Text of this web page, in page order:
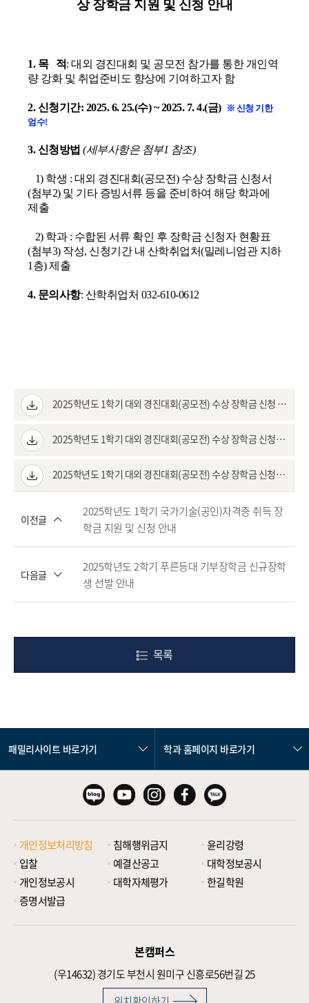
상 장학금 지원 및 신청 안내
1. 목 적: 대외 경진대회 및 공모전 참가를 통한 개인역
량 강화 및 취업준비도 향상에 기여하고자 함
2.신청기간: 2025. 6. 25.(수) ~ 2025. 7. 4.(금) ※ 신청 기한
엄수!
3. 신청방법 (세부사항은 첨부1 참조)
1) 학생 : 대외 경진대회(공모전) 수상 장학금 신청서
(첨부2) 및 기타 증빙서류 등을 준비하여 해당 학과에
제출
2) 학과: 수합된 서류 확인 후 장학금 신청자 현황표
(첨부3) 작성, 신청기간 내 산학취업처(밀레니엄관 지하
1층)제출
4. 문의사항: 산학취업처 032-610-0612
2025학년도 1학기 대외 경진대회(공모전) 수상 장학금 신청 안내.pdf
2025학년도 1학기 대외 경진대회(공모전) 수상 장학금 신청서.hwp
2025학년도 1학기 대외 경진대회(공모전) 수상 장학금 신청자 현황표.xlsx
이전글
2025학년도 1학기 국가기술(공인)자격증 취득 장
학금 지원 및 신청 안내
다음글
2025학년도 2학기 푸른등대 기부장학금 신규장학
생 선발 안내
목록
패밀리사이트 바로가기 학과 홈페이지 바로가기
개인정보처리방침 침해행위금지
윤리강령
입찰
예결산공고
대학정보공시
개인정보공시
대학자체평가
한길학원
증명서발급
본캠퍼스
(우14632)경기도 부천시 원미구 신흥로56번길 25